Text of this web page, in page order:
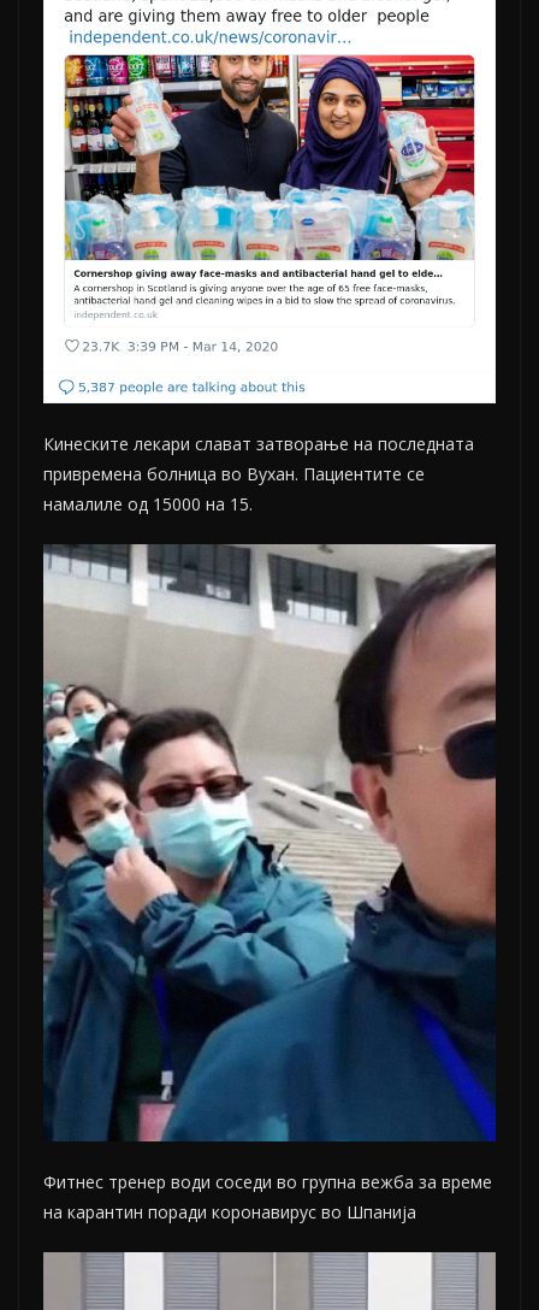
Кинеските лекари слават затворање на последната
привремена болница во Вухан. Пациентите се
намалиле од 15000 на 15.
Фитнес тренер води соседи во групна вежба за време
на карантин поради коронавирус во Шпанија